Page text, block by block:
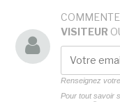
VISITEUR
Renseignez
Pour tout savoir